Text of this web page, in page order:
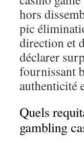
hors
pic
direction et
déclarer
fournissant
authenticité
Quels
gambling